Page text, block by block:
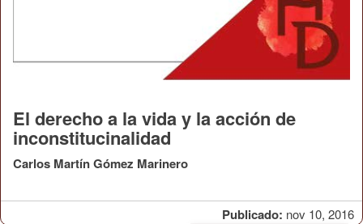
Publicado: nov 10, 2016
El derecho a la vida y la acción de
inconstitucinalidad
Carlos Martín Gómez Marinero